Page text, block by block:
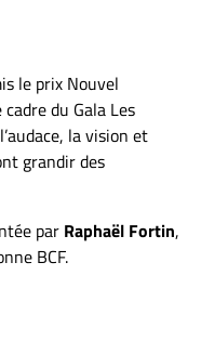
le prix Nouvel
du Gala Les
la vision et
grandir des
par Raphaël Fortin,
BCF.